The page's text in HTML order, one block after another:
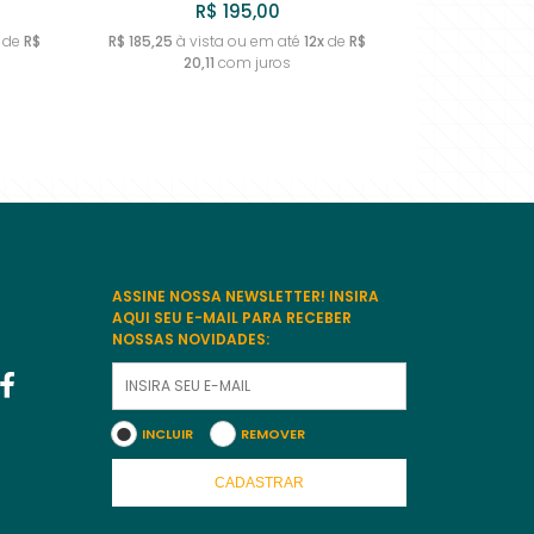
R$
R$ 195,00
R$ 185,25 à vista ou em até12xdeR$
20,11 com juros
ASSINE NOSSA NEWSLETTER! INSIRA
AQUI SEU E-MAIL PARA RECEBER
NOSSAS NOVIDADES:
INCLUIR REMOVER
CADASTRAR